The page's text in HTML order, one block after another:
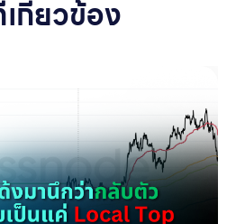
กี่ยวข้อง